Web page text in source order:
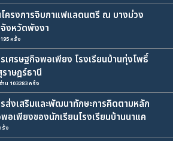
โครงการจิบกาแฟแลดนตรี ณ บางม่วง
จังหวัดพังงา
ครั้ง
รเศรษฐกิจพอเพียง โรงเรียนบ้านทุ่งโพธิ์
าษฎร์ธานี
น 103283 ครั้ง
รส่งเสริมและพัฒนาทักษะการคิดตามหลัก
เพียงของนักเรียนโรงเรียนบ้านนาแค
รั้ง